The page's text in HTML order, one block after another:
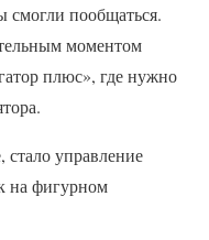
пообщаться.
моментом
плюс», где нужно
управление
на фигурном